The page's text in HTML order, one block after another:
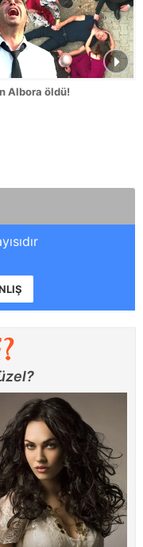
Albora öldü!